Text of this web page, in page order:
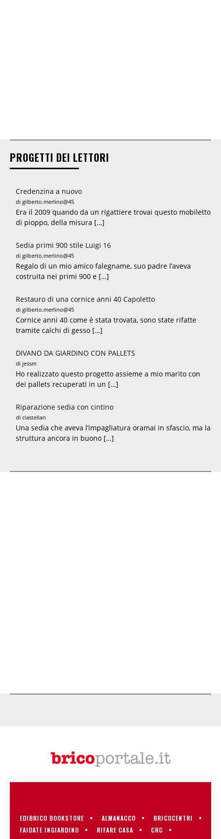
PROGETTI DEI LETTORI
Credenzina a nuovo
di gilberto.merlino@45
Era il 2009 quando da un rigattiere trovai questo mobiletto
di pioppo, della misura […]
Sedia primi 900 stile Luigi 16
di gilberto.merlino@45
Regalo di un mio amico falegname, suo padre l’aveva
costruita nei primi 900 e […]
Restauro di una cornice anni 40 Capoletto
di gilberto.merlino@45
Cornice anni 40 come è stata trovata, sono state rifatte
tramite calchi di gesso […]
DIVANO DA GIARDINO CON PALLETS
di jessm
Ho realizzato questo progetto assieme a mio marito con
dei pallets recuperati in un […]
Riparazione sedia con cintino
di ciastellan
Una sedia che aveva l’impagliatura oramai in sfascio, ma la
struttura ancora in buono […]
EDIBRICO BOOKSTORE ALMANACCO
BRICOCENTRI
FAIDATE INGIARDINO
RIFARE CASA
CRC